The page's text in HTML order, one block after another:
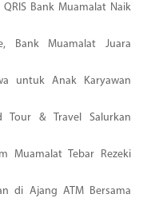
Bank Muamalat Naik
Bank Muamalat Juara
untuk Anak Karyawan
Tour & Travel Salurkan
Muamalat Tebar Rezeki
di Ajang ATM Bersama